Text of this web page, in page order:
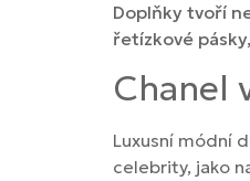
Doplňky tvoří
řetízkové
Chanel
Luxusní módní
celebrity, jako